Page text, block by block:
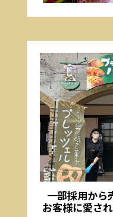
一部採用から
お客様に愛さ